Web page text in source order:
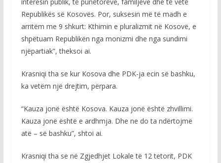
Republikës së Kosovës. Por, suksesin më të madh e
arritëm me 9 shkurt: Kthimin e pluralizmit në Kosovë, e
shpëtuam Republikën nga monizmi dhe nga sundimi
njëpartiak”, theksoi ai.
Krasniqi tha se kur Kosova dhe PDK-ja ecin së bashku,
ka vetëm një drejtim, përpara.
“Kauza jonë është Kosova. Kauza jonë është zhvillimi.
Kauza jonë është e ardhmja. Dhe ne do ta ndërtojmë
atë – së bashku”, shtoi ai.
Krasniqi tha se në Zgjedhjet Lokale të 12 tetorit, PDK